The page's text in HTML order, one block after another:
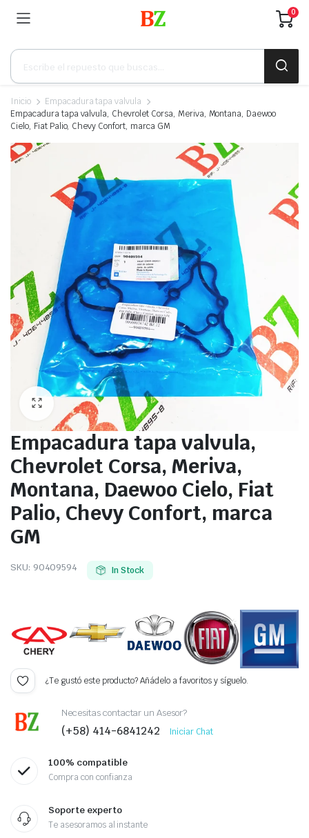
0
Búsqueda
productos
Inicio
Empacadura tapa valvula
Empacadura tapa valvula, Chevrolet Corsa, Meriva, Montana, Daewoo
Cielo, Fiat Palio, Chevy Confort, marca GM
Empacadura tapa valvula,
Chevrolet Corsa, Meriva,
Montana, Daewoo Cielo, Fiat
Palio, Chevy Confort, marca
GM
SKU: 90409594 In Stock
¿Te gustó este producto? Añádelo a favoritos y síguelo.
Necesitas contactar un Asesor?
(+58) 414-6841242 Iniciar Chat
100% compatible
Compra con confianza
Soporte experto
Te asesoramos al instante